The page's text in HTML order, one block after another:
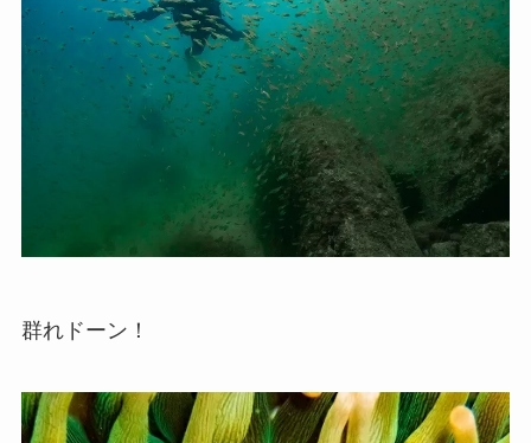
群れドーン！